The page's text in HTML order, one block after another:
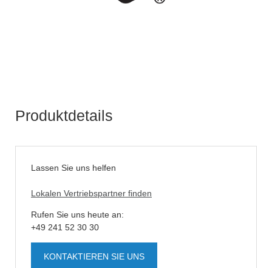
Produktdetails
Lassen Sie uns helfen
Lokalen Vertriebspartner finden
Rufen Sie uns heute an:
+49 241 52 30 30
KONTAKTIEREN SIE UNS